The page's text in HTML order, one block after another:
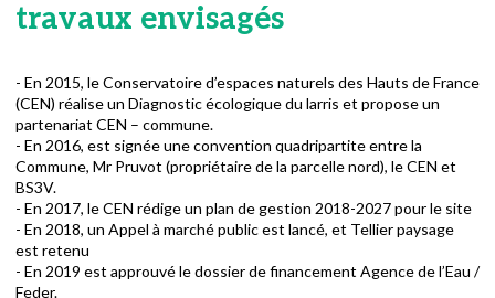
travaux envisagés
- En 2015, le Conservatoire d’espaces naturels des Hauts de France
(CEN) réalise un Diagnostic écologique du larris et propose un
partenariat CEN – commune.
- En 2016, est signée une convention quadripartite entre la
Commune, Mr Pruvot (propriétaire de la parcelle nord), le CEN et
BS3V.
- En 2017, le CEN rédige un plan de gestion 2018-2027 pour le site
- En 2018, un Appel à marché public est lancé, et Tellier paysage
est retenu
- En 2019 est approuvé le dossier de financement Agence de l’Eau /
Feder.